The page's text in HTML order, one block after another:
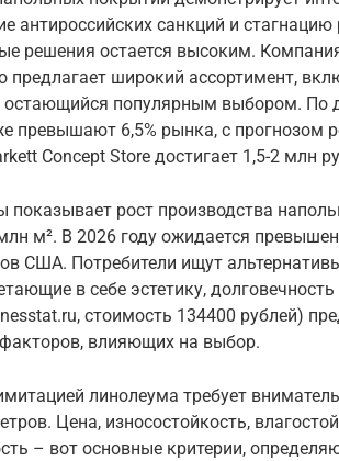
антироссийских санкций и
решения остается высоким.
предлагает широкий ассортимент,
остающийся популярным выбором. По
превышают 6,5% рынка, с прогнозом
Concept Store достигает 1,5-2 млн
показывает рост производства
м². В 2026 году ожидается
США. Потребители ищут
в себе эстетику,
стоимость 134400 рублей)
влияющих на выбор.
линолеума требует
Цена, износостойкость,
– вот основные критерии,